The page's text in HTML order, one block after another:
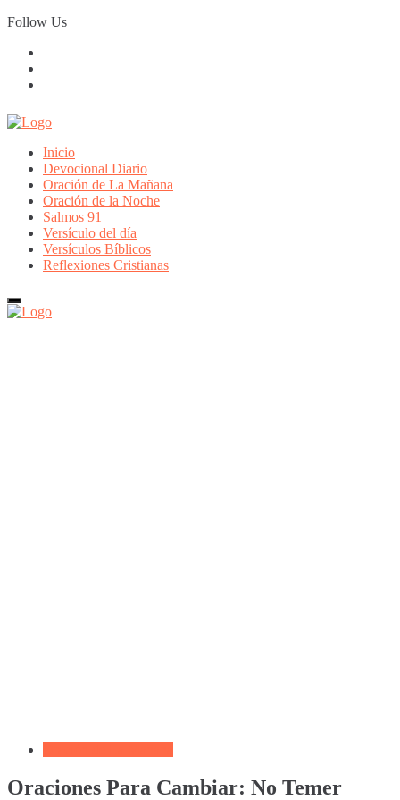
Skip
to
Follow Us
Inicio
Devocional Diario
Oración de La Mañana
Oración de la Noche
Salmos 91
Versículo del día
Versículos Bíblicos
Reflexiones Cristianas
Oraciones Para Cambiar: No Temer